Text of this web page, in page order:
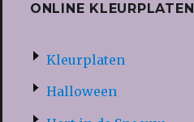
ONLINE KLEURPLATEN
Kleurplaten
Halloween